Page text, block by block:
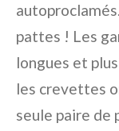
pattes ! Les
longues et
les crevettes
seule paire de